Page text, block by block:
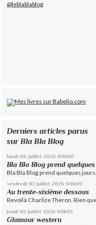
@leblablablog
Derniers articles parus
sur Bla Bla Blog
lundi 06 juillet 2026 00h00
Bla Bla Blog prend
Bla Bla Blog prend quelques jours
vendredi 03 juillet 2026 00h00
Au trente-sixième dessous
Revoilà Charlize Theron. Rien
jeudi 02 juillet 2026 00h03
Glamour western